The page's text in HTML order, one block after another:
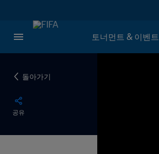
토너먼트 & 이벤트
돌아가기
공유